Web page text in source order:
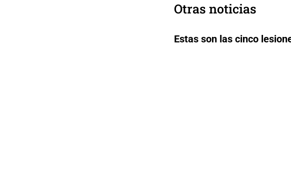
Otras noticias
Estas son las cinco